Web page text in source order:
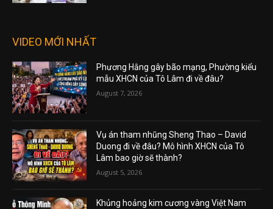
VIDEO MỚI NHẤT
Phương Hằng gây bão mạng, Phường kiểu
mẫu XHCN của Tô Lâm đi về đâu?
August 7, 2026
Vụ án tham nhũng Sheng Thao – David
Duong đi về đâu? Mô hình XHCN của Tô
Lâm bao giờ sẽ thành?
August 5, 2026
Khủng hoảng kim cương vàng Việt Nam